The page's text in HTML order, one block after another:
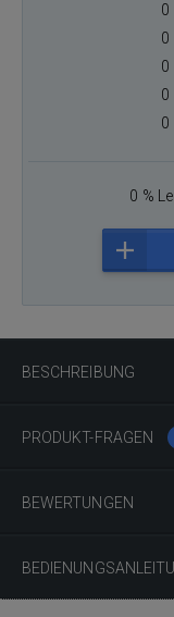
BESCHREIBUNG
PRODUKT-FRAGEN
BEWERTUNGEN
0
0
0
0
0
0 %